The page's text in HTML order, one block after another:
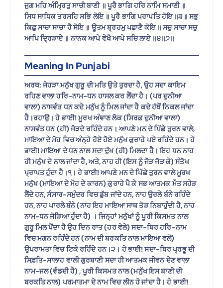
ਜੁਗ ਮਹਿ ਅੰਮ੍ਰਿਤੁ ਸਾਚੀ ਬਾਣੀ ॥ ਪੂਰੈ ਭਾਗਿ ਹਰਿ ਨਾਮਿ ਸਮਾਣੀ ॥
ਸਿਧ ਸਾਧਿਕ ਤਰਸਹਿ ਸਭਿ ਲੋਇ ॥ ਪੂਰੈ ਭਾਗਿ ਪਰਾਪਤਿ ਹੋਇ ॥੩॥ ਸਭੁ
ਕਿਛੁ ਸਾਚਾ ਸਾਚਾ ਹੈ ਸੋਇ ॥ ਊਤਮ ਬ੍ਰਹਮੁ ਪਛਾਣੈ ਕੋਇ ॥ ਸਚੁ ਸਾਚਾ ਸਚੁ
ਆਪਿ ਦ੍ਰਿੜਾਏ ॥ ਨਾਨਕ ਆਪੇ ਵੇਖੈ ਆਪੇ ਸਚਿ ਲਾਏ ॥੪॥੭॥
Meaning In Punjabi
ਅਰਥ: ਜੇਹੜਾ ਮਨੁੱਖ ਗੁਰੂ ਦੀ ਮਤਿ ਉਤੇ ਤੁਰਦਾ ਹੈ, ਉਹ ਸਦਾ ਕਾਇਮ
ਰਹਿਣ ਵਾਲਾ ਹਰਿ-ਨਾਮ-ਧਨ ਹਾਸਲ ਕਰ ਲੈਂਦਾ ਹੈ। (ਪਰ ਦੁਨੀਆ
ਵਾਲਾ) ਨਾਸਵੰਤ ਧਨ ਕਦੇ ਮਨੁੱਖ ਨੂੰ ਮਿਲ ਜਾਂਦਾ ਹੈ ਕਦੇ ਹੱਥੋਂ ਨਿਕਲ ਜਾਂਦਾ
ਹੈ।ਰਹਾਉ। ਹੇ ਭਾਈ! ਮੂਰਖ ਅੰਞਾਣ ਲੋਕ (ਸਿਰਫ਼ ਦੁਨੀਆ ਵਾਲਾ)
ਨਾਸਵੰਤ ਧਨ (ਹੀ) ਜੋੜਦੇ ਰਹਿੰਦੇ ਹਨ। ਆਪਣੇ ਮਨ ਦੇ ਪਿੱਛੇ ਤੁਰਨ ਵਾਲੇ,
ਮਾਇਆ ਦੇ ਮੋਹ ਵਿਚ ਅੰਨ੍ਹੇ ਹੋਏ ਹੋਏ ਮਨੁੱਖ ਕੁਰਾਹੇ ਪਏ ਰਹਿੰਦੇ ਹਨ। ਹੇ
ਭਾਈ! ਮਾਇਆ ਦੇ ਧਨ ਨਾਲ ਸਦਾ ਦੁੱਖ (ਹੀ) ਮਿਲਦਾ ਹੈ। ਇਹ ਧਨ ਨਾਹ
ਹੀ ਮਨੁੱਖ ਦੇ ਨਾਲ ਜਾਂਦਾ ਹੈ, ਅਤੇ, ਨਾਹ ਹੀ (ਇਸ ਨੂੰ ਜੋੜ ਜੋੜ ਕੇ) ਸੰਤੋਖ
ਪ੍ਰਾਪਤ ਹੁੰਦਾ ਹੈ।੧। ਹੇ ਭਾਈ! ਆਪਣੇ ਮਨ ਦੇ ਪਿੱਛੇ ਤੁਰਨ ਵਾਲੇ ਮੂਰਖ
ਮਨੁੱਖ (ਮਾਇਆ ਦੇ ਮੋਹ ਦੇ ਕਾਰਨ) ਕੁਰਾਹੇ ਪੈ ਕੇ ਸਭ ਆਤਮਕ ਮੌਤ ਸਹੇੜ
ਲੈਂਦੇ ਹਨ, ਸੰਸਾਰ-ਸਮੁੰਦਰ ਵਿਚ ਡੁੱਬ ਜਾਂਦੇ ਹਨ, ਨਾਹ ਉਰਲੇ ਬੰਨੇ ਰਹਿੰਦੇ
ਹਨ, ਨਾਹ ਪਾਰਲੇ ਬੰਨੇ (ਨਾਹ ਇਹ ਮਾਇਆ ਸਾਥ ਤੋੜ ਨਿਬਾਹੁੰਦੀ ਹੈ, ਨਾਹ
ਨਾਮ-ਧਨ ਜੋੜਿਆ ਹੁੰਦਾ ਹੈ) । ਜਿਨ੍ਹਾਂ ਮਨੁੱਖਾਂ ਨੂੰ ਪੂਰੀ ਕਿਸਮਤ ਨਾਲ
ਗੁਰੂ ਮਿਲ ਪੈਂਦਾ ਹੈ ਉਹ ਦਿਨ ਰਾਤ (ਹਰ ਵੇਲੇ) ਸਦਾ-ਥਿਰ ਹਰਿ-ਨਾਮ
ਵਿਚ ਮਗਨ ਰਹਿੰਦੇ ਹਨ (ਨਾਮ ਦੀ ਬਰਕਤਿ ਨਾਲ ਮਾਇਆ ਵਲੋਂ)
ਉਪਰਾਮਤਾ ਵਿਚ ਟਿਕੇ ਰਹਿੰਦੇ ਹਨ।੨। ਹੇ ਭਾਈ! ਸਦਾ-ਥਿਰ ਪ੍ਰਭੂ ਦੀ
ਸਿਫ਼ਤਿ-ਸਾਲਾਹ ਵਾਲੀ ਗੁਰਬਾਣੀ ਸਦਾ ਹੀ ਆਤਮਕ ਜੀਵਨ ਦੇਣ ਵਾਲਾ
ਨਾਮ-ਜਲ (ਵੰਡਦੀ ਹੈ) , ਪੂਰੀ ਕਿਸਮਤ ਨਾਲ (ਮਨੁੱਖ ਇਸ ਬਾਣੀ ਦੀ
ਬਰਕਤਿ ਨਾਲ) ਪਰਮਾਤਮਾ ਦੇ ਨਾਮ ਵਿਚ ਲੀਨ ਹੋ ਜਾਂਦਾ ਹੈ। ਹੇ ਭਾਈ!